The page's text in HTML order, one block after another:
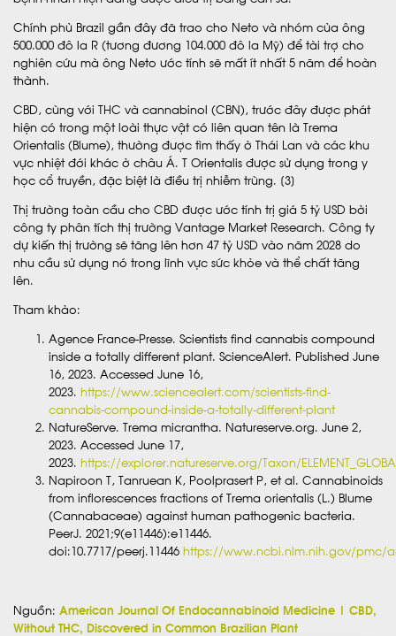
Chính phủ Brazil gần đây đã trao cho Neto và nhóm của ông
500.000 đô la R (tương đương 104.000 đô la Mỹ) để tài trợ cho
nghiên cứu mà ông Neto ước tính sẽ mất ít nhất 5 năm để hoàn
thành.
CBD, cùng với THC và cannabinol (CBN), trước đây được phát
hiện có trong một loài thực vật có liên quan tên là Trema
Orientalis (Blume), thường được tìm thấy ở Thái Lan và các khu
vực nhiệt đới khác ở châu Á. T Orientalis được sử dụng trong y
học cổ truyền, đặc biệt là điều trị nhiễm trùng. [3]
Thị trường toàn cầu cho CBD được ước tính trị giá 5 tỷ USD bởi
công ty phân tích thị trường Vantage Market Research. Công ty
dự kiến ​​​​thị trường sẽ tăng lên hơn 47 tỷ USD vào năm 2028 do
nhu cầu sử dụng nó trong lĩnh vực sức khỏe và thể chất tăng
lên.
Tham khảo:
Agence France-Presse. Scientists find cannabis compound
inside a totally different plant. ScienceAlert. Published June
16, 2023. Accessed June 16,
2023. https://www.sciencealert.com/scientists-find-
cannabis-compound-inside-a-totally-different-plant
NatureServe. Trema micrantha. Natureserve.org. June 2,
2023. Accessed June 17,
2023. https://explorer.natureserve.org/Taxon/
Napiroon T, Tanruean K, Poolprasert P, et al. Cannabinoids
from inflorescences fractions of Trema orientalis (L.) Blume
(Cannabaceae) against human pathogenic bacteria.
PeerJ. 2021;9(e11446):e11446.
doi:10.7717/peerj.11446 https://www.ncbi.nlm.nih.gov/pmc/
Nguồn: American Journal Of Endocannabinoid Medicine | CBD,
Without THC, Discovered in Common Brazilian Plant